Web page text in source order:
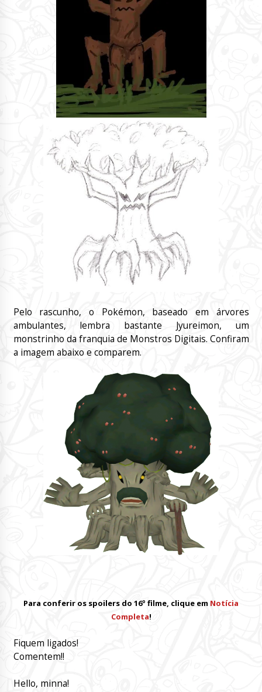
Pelo rascunho, o Pokémon, baseado em árvores
ambulantes, lembra bastante Jyureimon, um
monstrinho da franquia de Monstros Digitais. Confiram
a imagem abaixo e comparem.
Para conferir os spoilers do 16º filme, clique em Notícia
Completa!
Fiquem ligados!
Comentem!!
Hello, minna!